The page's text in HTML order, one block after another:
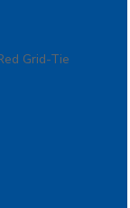
Grid-Tie